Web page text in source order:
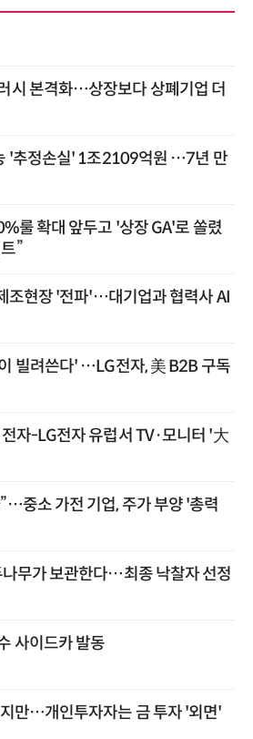
시 본격화…상장보다 상폐기업 더
'추정손실' 1조2109억원 …7년 만
룰 확대 앞두고 '상장 GA'로 쏠렸
”
조현장 '전파'…대기업과 협력사 AI
빌려쓴다' …LG전자, 美 B2B 구독
자-LG전자 유럽서 TV·모니터 '大
중소 가전 기업, 주가 부양 '총력
나무가 보관한다…최종 낙찰자 선정
사이드카 발동
만…개인투자자는 금 투자 '외면'